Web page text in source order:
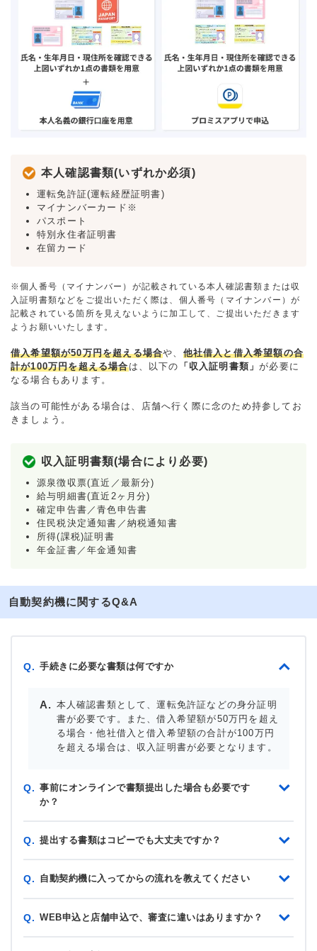
本人確認書類(いずれか必須)
運転免許証(運転経歴証明書)
マイナンバーカード※
パスポート
特別永住者証明書
在留カード
※個人番号（マイナンバー）が記載されている本人確認書類または収
入証明書類などをご提出いただく際は、個人番号（マイナンバー）が
記載されている箇所を見えないように加工して、ご提出いただきます
ようお願いいたします。
借入希望額が50万円を超える場合や、 他社借入と借入希望額の合
計が100万円を超える場合は、以下の 「収入証明書類」が必要に
なる場合もあります。
該当の可能性がある場合は、店舗へ行く際に念のため持参してお
きましょう。
収入証明書類(場合により必要)
源泉徴収票(直近／最新分)
給与明細書(直近2ヶ月分)
確定申告書／青色申告書
住民税決定通知書／納税通知書
所得(課税)証明書
年金証書／年金通知書
自動契約機に関するQ&A
Q. 手続きに必要な書類は何ですか
本人確認書類として、運転免許証などの身分証明
書が必要です。また、借入希望額が50万円を超え
る場合・他社借入と借入希望額の合計が100万円
を超える場合は、収入証明書が必要となります。
Q. 事前にオンラインで書類提出した場合も必要です
か？
Q. 提出する書類はコピーでも大丈夫ですか？
Q. 自動契約機に入ってからの流れを教えてください
Q. WEB申込と店舗申込で、審査に違いはありますか？